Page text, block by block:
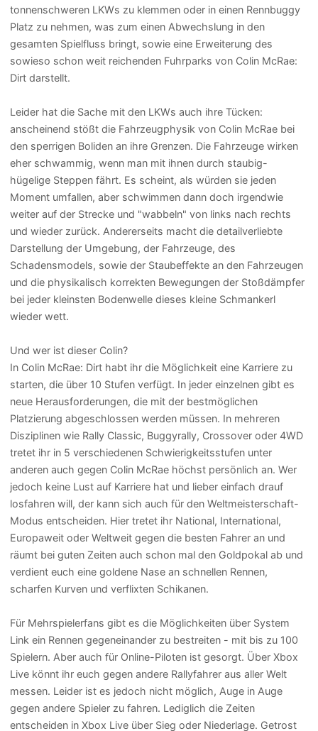
tonnenschweren LKWs zu klemmen oder in einen Rennbuggy
Platz zu nehmen, was zum einen Abwechslung in den
gesamten Spielfluss bringt, sowie eine Erweiterung des
sowieso schon weit reichenden Fuhrparks von Colin McRae:
Dirt darstellt.
Leider hat die Sache mit den LKWs auch ihre Tücken:
anscheinend stößt die Fahrzeugphysik von Colin McRae bei
den sperrigen Boliden an ihre Grenzen. Die Fahrzeuge wirken
eher schwammig, wenn man mit ihnen durch staubig-
hügelige Steppen fährt. Es scheint, als würden sie jeden
Moment umfallen, aber schwimmen dann doch irgendwie
weiter auf der Strecke und "wabbeln" von links nach rechts
und wieder zurück. Andererseits macht die detailverliebte
Darstellung der Umgebung, der Fahrzeuge, des
Schadensmodels, sowie der Staubeffekte an den Fahrzeugen
und die physikalisch korrekten Bewegungen der Stoßdämpfer
bei jeder kleinsten Bodenwelle dieses kleine Schmankerl
wieder wett.
Und wer ist dieser Colin?
In Colin McRae: Dirt habt ihr die Möglichkeit eine Karriere zu
starten, die über 10 Stufen verfügt. In jeder einzelnen gibt es
neue Herausforderungen, die mit der bestmöglichen
Platzierung abgeschlossen werden müssen. In mehreren
Disziplinen wie Rally Classic, Buggyrally, Crossover oder 4WD
tretet ihr in 5 verschiedenen Schwierigkeitsstufen unter
anderen auch gegen Colin McRae höchst persönlich an. Wer
jedoch keine Lust auf Karriere hat und lieber einfach drauf
losfahren will, der kann sich auch für den Weltmeisterschaft-
Modus entscheiden. Hier tretet ihr National, International,
Europaweit oder Weltweit gegen die besten Fahrer an und
räumt bei guten Zeiten auch schon mal den Goldpokal ab und
verdient euch eine goldene Nase an schnellen Rennen,
scharfen Kurven und verflixten Schikanen.
Für Mehrspielerfans gibt es die Möglichkeiten über System
Link ein Rennen gegeneinander zu bestreiten - mit bis zu 100
Spielern. Aber auch für Online-Piloten ist gesorgt. Über Xbox
Live könnt ihr euch gegen andere Rallyfahrer aus aller Welt
messen. Leider ist es jedoch nicht möglich, Auge in Auge
gegen andere Spieler zu fahren. Lediglich die Zeiten
entscheiden in Xbox Live über Sieg oder Niederlage. Getrost